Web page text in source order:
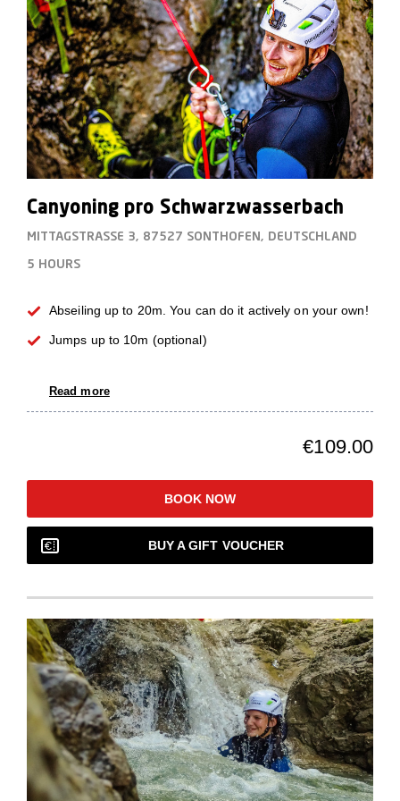
allgemeinen Anfrage, über die Buchung, die
Planung, die Durchführung, bis nun zu den Fotos:
Absolut tolle und dabei immer natürliche, aber
professionelle Arbeit. Ihr seid wirklich ein tolles
Team!!!“
Achim Raudszus, Diplom-Verwaltungswirt,
Oberhausen, Sommer 2015
Canyoning pro Schwarzwasserbach
MITTAGSTRASSE 3, 87527 SONTHOFEN, DEUTSCHLAND
5 HOURS
Abseiling up to 20m. You can do it actively on your own!
Jumps up to 10m (optional)
Read more
€109.00
BOOK NOW
BUY A GIFT VOUCHER